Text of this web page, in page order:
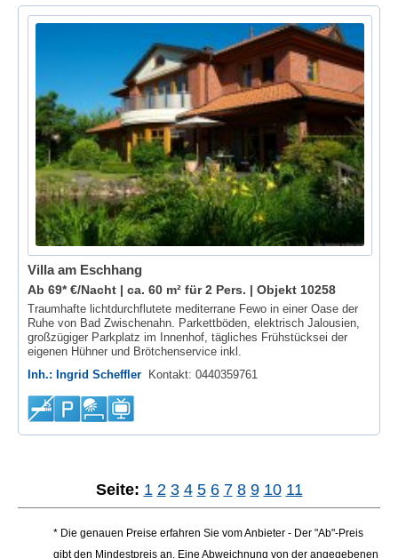
Villa am Eschhang
Ab 69* €/Nacht | ca. 60 m² für 2 Pers. | Objekt 10258
Traumhafte lichtdurchflutete mediterrane Fewo in einer Oase der
Ruhe von Bad Zwischenahn. Parkettböden, elektrisch Jalousien,
großzügiger Parkplatz im Innenhof, tägliches Frühstücksei der
eigenen Hühner und Brötchenservice inkl.
Inh.: Ingrid Scheffler Kontakt: 0440359761
Seite: 1 2 3 4 5 6 7 8 9 10 11
* Die genauen Preise erfahren Sie vom Anbieter - Der "Ab"-Preis
gibt den Mindestpreis an. Eine Abweichnung von der angegebenen